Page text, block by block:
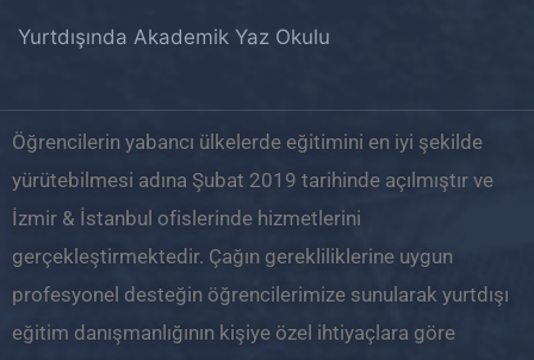
Yurtdışında Akademik Yaz Okulu
Öğrencilerin yabancı ülkelerde eğitimini en iyi şekilde
yürütebilmesi adına Şubat 2019 tarihinde açılmıştır ve
İzmir & İstanbul ofislerinde hizmetlerini
gerçekleştirmektedir. Çağın gerekliliklerine uygun
profesyonel desteğin öğrencilerimize sunularak yurtdışı
eğitim danışmanlığının kişiye özel ihtiyaçlara göre